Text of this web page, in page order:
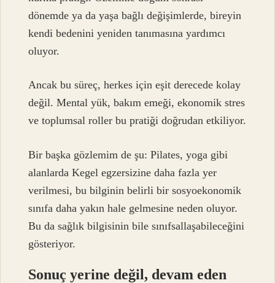
dönemde ya da yaşa bağlı değişimlerde, bireyin
kendi bedenini yeniden tanımasına yardımcı
oluyor.
Ancak bu süreç, herkes için eşit derecede kolay
değil. Mental yük, bakım emeği, ekonomik stres
ve toplumsal roller bu pratiği doğrudan etkiliyor.
Bir başka gözlemim de şu: Pilates, yoga gibi
alanlarda Kegel egzersizine daha fazla yer
verilmesi, bu bilginin belirli bir sosyoekonomik
sınıfa daha yakın hale gelmesine neden oluyor.
Bu da sağlık bilgisinin bile sınıfsallaşabileceğini
gösteriyor.
Sonuç yerine değil, devam eden